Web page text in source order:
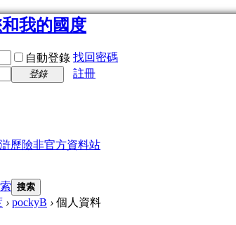
自動登錄 找回密碼
登錄
註冊
歷險非官方資料站
搜索
› pockyB › 個人資料